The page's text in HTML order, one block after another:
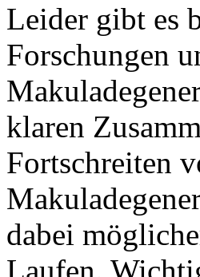
Leider gibt es
Forschungen
klaren
Fortschreiten
dabei
Laufen.